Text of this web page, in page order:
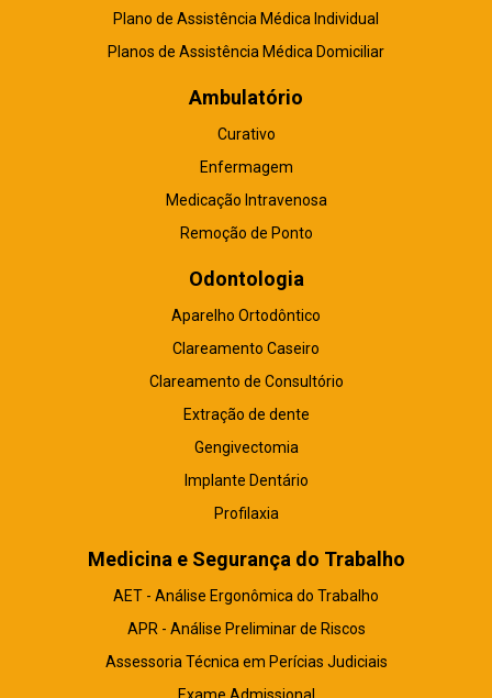
Plano de Assistência Médica Individual
Planos de Assistência Médica Domiciliar
Ambulatório
Curativo
Enfermagem
Medicação Intravenosa
Remoção de Ponto
Odontologia
Aparelho Ortodôntico
Clareamento Caseiro
Clareamento de Consultório
Extração de dente
Gengivectomia
Implante Dentário
Profilaxia
Medicina e Segurança do Trabalho
AET - Análise Ergonômica do Trabalho
APR - Análise Preliminar de Riscos
Assessoria Técnica em Perícias Judiciais